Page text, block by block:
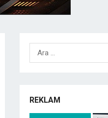
Arama:
REKLAM